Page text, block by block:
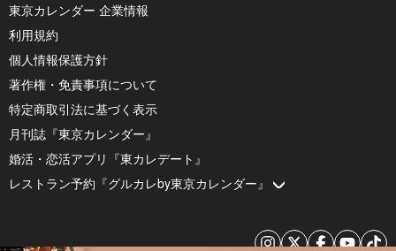
東京カレンダー 企業情報
利用規約
個人情報保護方針
著作権・免責事項について
特定商取引法に基づく表示
月刊誌『東京カレンダー』
婚活・恋活アプリ『東カレデート』
レストラン予約『グルカレby東京カレンダー』